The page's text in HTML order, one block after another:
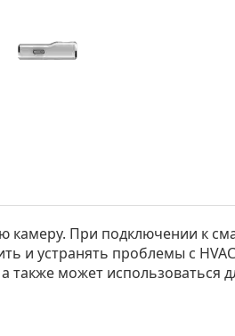
При подключении к
и устранять проблемы с
также может использоваться